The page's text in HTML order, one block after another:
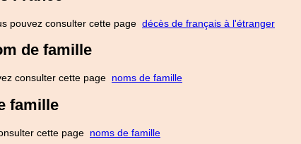
pouvez consulter cette page décès de français à l'étranger
de famille
consulter cette page noms de famille
famille
cette page noms de famille